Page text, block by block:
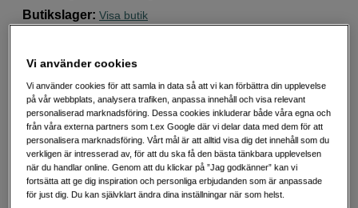
Butikslager: Visa butik
109 SEK
Handla tryggt med delbetalning eller faktura Info
Antal
Lägg i kundvagn
Vi använder cookies
Vi använder cookies för att samla in data så att vi kan förbättra din upplevelse
på vår webbplats, analysera trafiken, anpassa innehåll och visa relevant
personaliserad marknadsföring. Dessa cookies inkluderar både våra egna och
från våra externa partners som t.ex Google där vi delar data med dem för att
personalisera marknadsföring. Vårt mål är att alltid visa dig det innehåll som du
verkligen är intresserad av, för att du ska få den bästa tänkbara upplevelsen
när du handlar online. Genom att du klickar på ”Jag godkänner” kan vi
fortsätta att ge dig inspiration och personliga erbjudanden som är anpassade
för just dig. Du kan självklart ändra dina inställningar när som helst.